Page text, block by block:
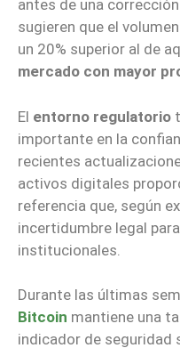
antes de una
sugieren que el
un 20% superior al de
mercado con mayor
El entorno regulatorio
importante en la
recientes
activos digitales
referencia que, según
incertidumbre legal
institucionales.
Durante las últimas
Bitcoin mantiene una
indicador de seguridad